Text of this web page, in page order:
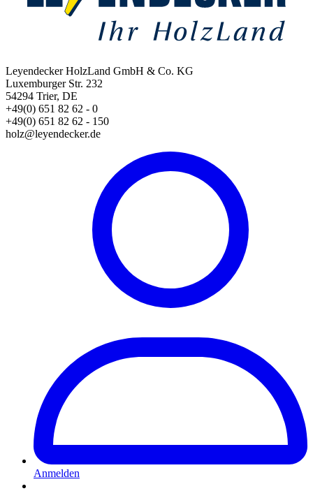
Leyendecker HolzLand GmbH & Co. KG
Luxemburger Str. 232
54294 Trier, DE
+49(0) 651 82 62 - 0
+49(0) 651 82 62 - 150
holz@leyendecker.de
Anmelden